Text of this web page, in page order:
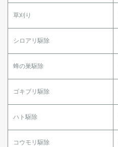
草刈り
シロアリ駆除
蜂の巣駆除
ゴキブリ駆除
ハト駆除
コウモリ駆除